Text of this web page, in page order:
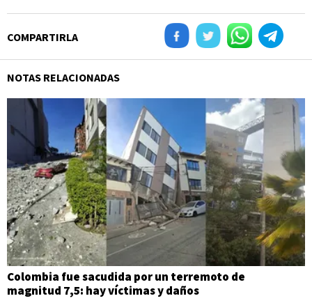
COMPARTIRLA
NOTAS RELACIONADAS
Colombia fue sacudida por un terremoto de
magnitud 7,5: hay víctimas y daños